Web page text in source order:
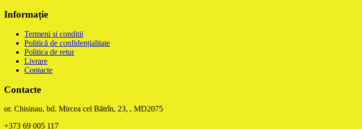
Informație
Termeni si conditii
Politică de confidențialitate
Politica de retur
Livrare
Contacte
Contacte
or. Chisinau, bd. Mircea cel Bătrîn, 23, , MD2075
+373 69 005 117